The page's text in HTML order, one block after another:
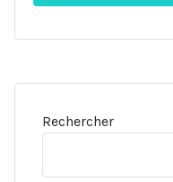
Rechercher